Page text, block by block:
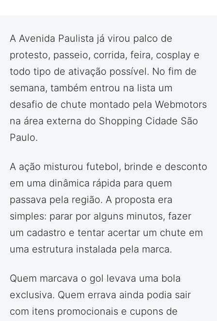
A Avenida Paulista já virou palco de
protesto, passeio, corrida, feira, cosplay e
todo tipo de ativação possível. No fim de
semana, também entrou na lista um
desafio de chute montado pela Webmotors
na área externa do Shopping Cidade São
Paulo.
A ação misturou futebol, brinde e desconto
em uma dinâmica rápida para quem
passava pela região. A proposta era
simples: parar por alguns minutos, fazer
um cadastro e tentar acertar um chute em
uma estrutura instalada pela marca.
Quem marcava o gol levava uma bola
exclusiva. Quem errava ainda podia sair
com itens promocionais e cupons de